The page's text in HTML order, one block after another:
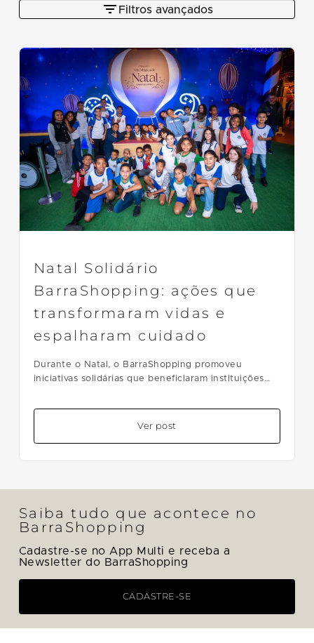
Filtros avançados
Natal Solidário
BarraShopping: ações que
transformaram vidas e
espalharam cuidado
Durante o Natal, o BarraShopping promoveu
iniciativas solidárias que beneficiaram instituições
especiais e campanhas reforçaram o compromisso
do shopping com impacto positivo na comunidade.
Ver post
Saiba tudo que acontece no
BarraShopping
Cadastre-se no App Multi e receba a
Newsletter do BarraShopping
CADASTRE-SE